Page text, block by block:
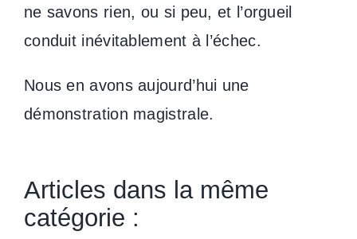
ne savons rien, ou si peu, et l’orgueil
conduit inévitablement à l’échec.
Nous en avons aujourd’hui une
démonstration magistrale.
Articles dans la même
catégorie :